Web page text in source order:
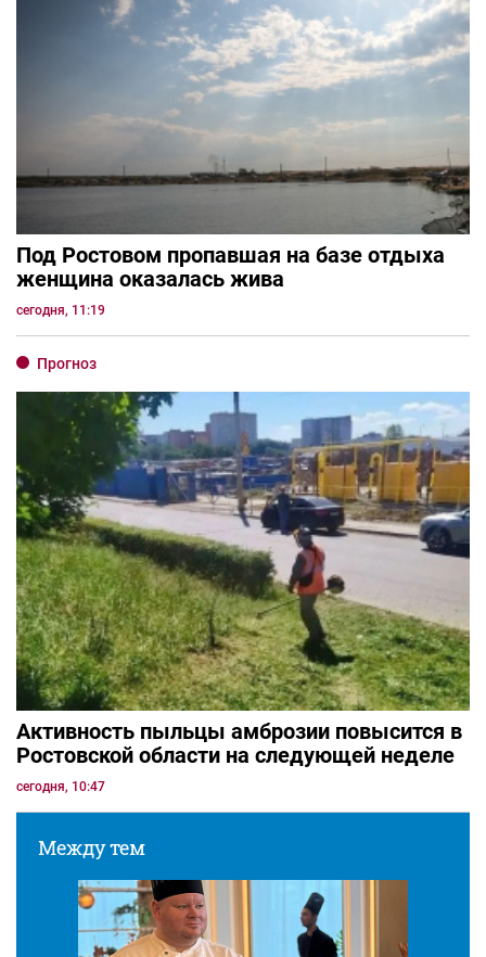
Под Ростовом пропавшая на базе отдыха
женщина оказалась жива
сегодня, 11:19
Прогноз
Активность пыльцы амброзии повысится в
Ростовской области на следующей неделе
сегодня, 10:47
Между тем